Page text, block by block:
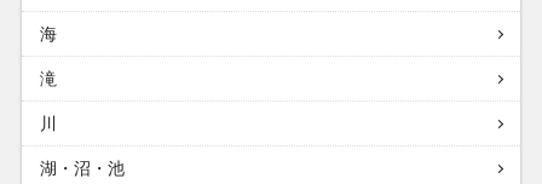
海
滝
川
湖・沼・池